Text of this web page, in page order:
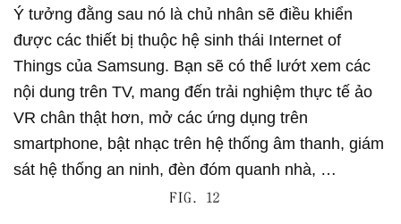
Ý tưởng đằng sau nó là chủ nhân sẽ điều khiển
được các thiết bị thuộc hệ sinh thái Internet of
Things của Samsung. Bạn sẽ có thể lướt xem các
nội dung trên TV, mang đến trải nghiệm thực tế ảo
VR chân thật hơn, mở các ứng dụng trên
smartphone, bật nhạc trên hệ thống âm thanh, giám
sát hệ thống an ninh, đèn đóm quanh nhà, …